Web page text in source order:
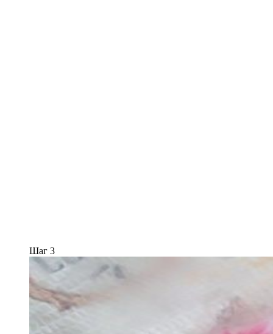
Шаг 3